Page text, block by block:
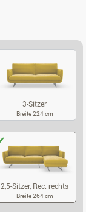
3-Sitzer
Breite 224 cm
2,5-Sitzer, Rec. rechts
Breite 264 cm